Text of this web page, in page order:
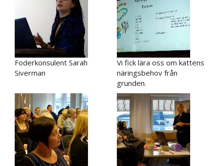
Foderkonsulent Sarah
Siverman
Vi fick lära oss om kattens
näringsbehov från
grunden.